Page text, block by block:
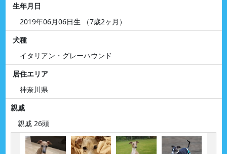
生年月日
2019年06月06日生 （7歳2ヶ月）
犬種
イタリアン・グレーハウンド
居住エリア
神奈川県
親戚
親戚 26頭